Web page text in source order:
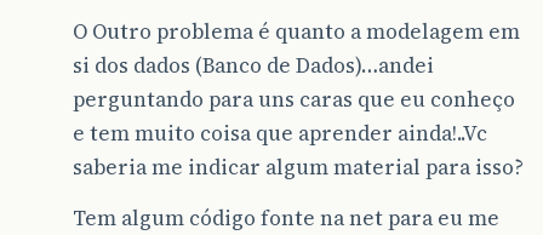
O Outro problema é quanto a modelagem em
si dos dados (Banco de Dados)…andei
perguntando para uns caras que eu conheço
e tem muito coisa que aprender ainda!..Vc
saberia me indicar algum material para isso?
Tem algum código fonte na net para eu me